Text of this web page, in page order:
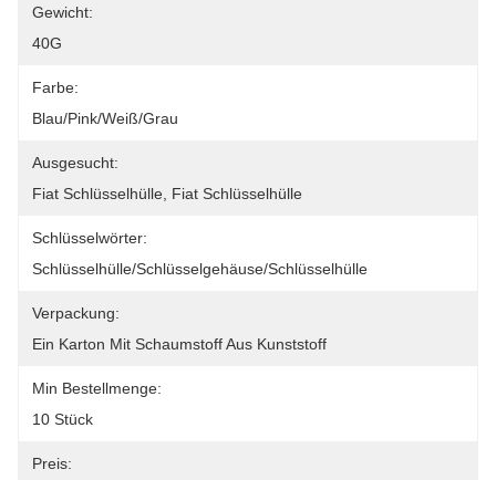
Gewicht:
40G
Farbe:
Blau/Pink/Weiß/Grau
Ausgesucht:
Fiat Schlüsselhülle, Fiat Schlüsselhülle
Schlüsselwörter:
Schlüsselhülle/Schlüsselgehäuse/Schlüsselhülle
Verpackung:
Ein Karton Mit Schaumstoff Aus Kunststoff
Min Bestellmenge:
10 Stück
Preis: